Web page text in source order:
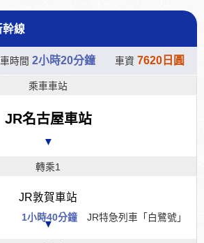
線
時間 2小時20分鐘 車資 7620日圓
乘車車站
JR名古屋車站
▼
轉乘1
JR敦賀車站
1小時40分鐘 JR特急列車「白鷺號」
▼